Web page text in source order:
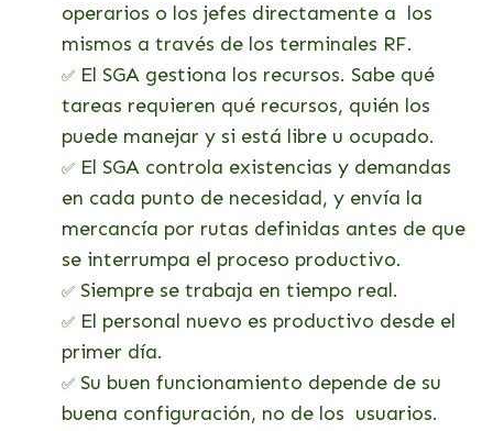
operarios o los jefes directamente a los
mismos a través de los terminales RF.
✅ El SGA gestiona los recursos. Sabe qué
tareas requieren qué recursos, quién los
puede manejar y si está libre u ocupado.
✅ El SGA controla existencias y demandas
en cada punto de necesidad, y envía la
mercancía por rutas definidas antes de que
se interrumpa el proceso productivo.
✅ Siempre se trabaja en tiempo real.
✅ El personal nuevo es productivo desde el
primer día.
✅ Su buen funcionamiento depende de su
buena configuración, no de los usuarios.